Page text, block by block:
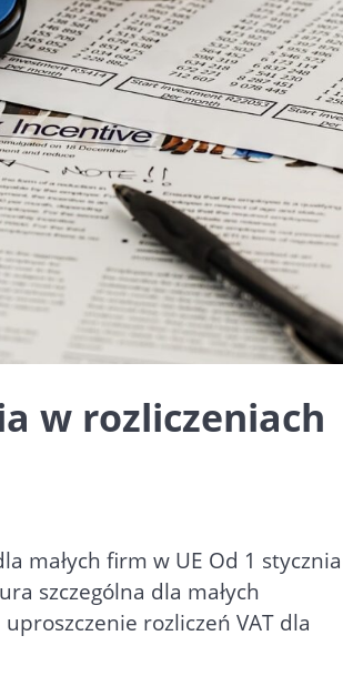
w rozliczeniach
małych firm w UE Od 1 stycznia
szczególna dla małych
rozliczeń VAT dla